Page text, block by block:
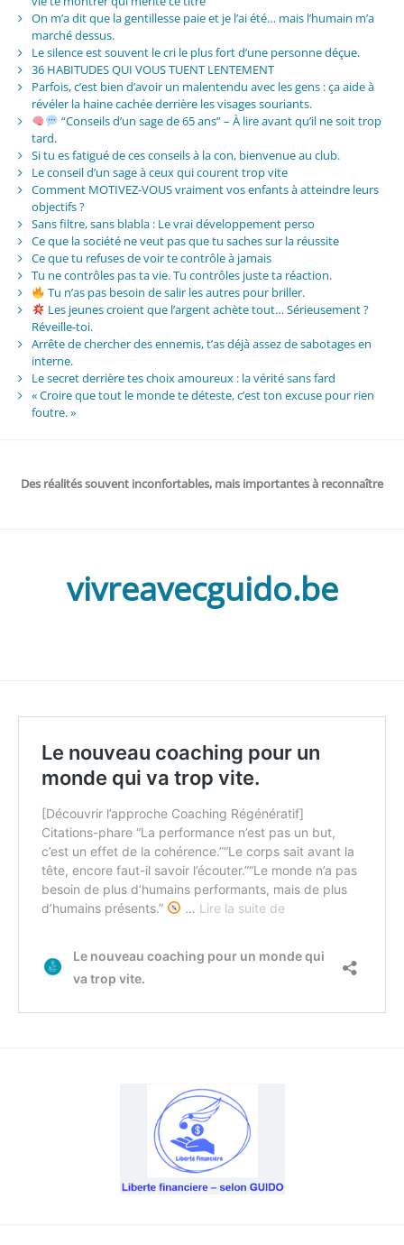
On m’a dit que la gentillesse paie et je l’ai été… mais l’humain m’a
marché dessus.
Le silence est souvent le cri le plus fort d’une personne déçue.
36 HABITUDES QUI VOUS TUENT LENTEMENT
Parfois, c’est bien d’avoir un malentendu avec les gens : ça aide à
révéler la haine cachée derrière les visages souriants.
“Conseils d’un sage de 65 ans” – À lire avant qu’il ne soit trop
tard.
Si tu es fatigué de ces conseils à la con, bienvenue au club.
Le conseil d’un sage à ceux qui courent trop vite
Comment MOTIVEZ-VOUS vraiment vos enfants à atteindre leurs
objectifs ?
Sans filtre, sans blabla : Le vrai développement perso
Ce que la société ne veut pas que tu saches sur la réussite
Ce que tu refuses de voir te contrôle à jamais
Tu ne contrôles pas ta vie. Tu contrôles juste ta réaction.
Tu n’as pas besoin de salir les autres pour briller.
Les jeunes croient que l’argent achète tout… Sérieusement ?
Réveille-toi.
Arrête de chercher des ennemis, t’as déjà assez de sabotages en
interne.
Le secret derrière tes choix amoureux : la vérité sans fard
« Croire que tout le monde te déteste, c’est ton excuse pour rien
foutre. »
Des réalités souvent inconfortables, mais importantes à reconnaître
vivreavecguido.be